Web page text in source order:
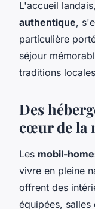
L'accueil
authentique,
particulière
séjour
traditions
Des
cœur de la
Les mobil-
vivre en pleine
offrent des
équipées,